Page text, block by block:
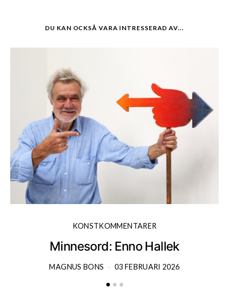
DU KAN OCKSÅ VARA INTRESSERAD AV...
KONSTKOMMENTARER
Minnesord: Enno Hallek
MAGNUS BONS 03 FEBRUARI 2026